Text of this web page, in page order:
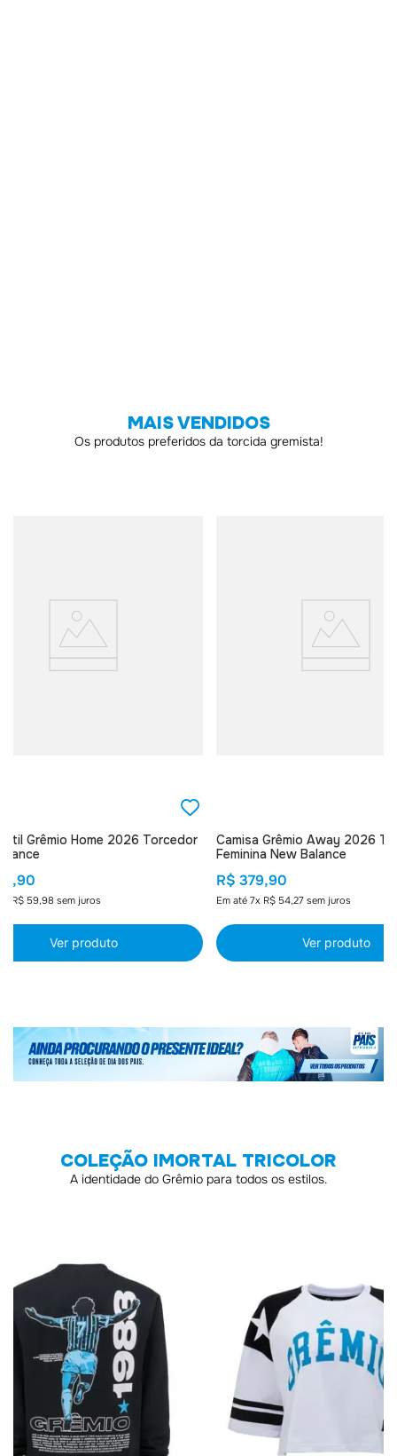
MAIS VENDIDOS
Os produtos preferidos da torcida gremista!
Grêmio Home 2026 Torcedor
,90
R$ 59 98 sem juros
Ver produto
Camisa Grêmio Away 2026
Feminina New Balance
R$ 379,90
Em até 7x R$ 54 27 sem juros
Ver produto
COLEÇÃO IMORTAL TRICOLOR
A identidade do Grêmio para todos os estilos.